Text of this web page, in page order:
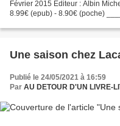
Février 2015 Editeur : Albin
8.99€ (epub) - 8.90€ (poche)
Une saison chez
Publié le 24/05/2021 à 16:59
Par AU DETOUR D'UN LIVRE-